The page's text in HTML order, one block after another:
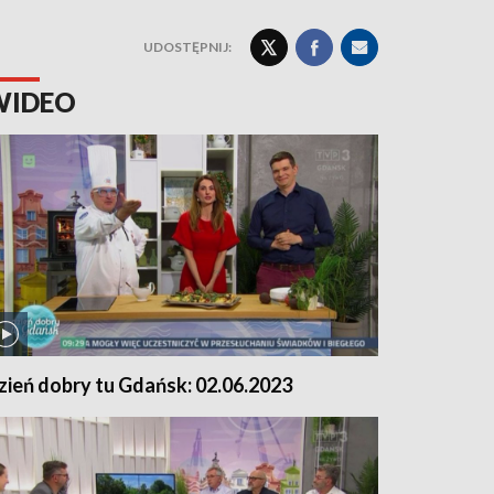
UDOSTĘPNIJ:
dobry tu Gdańsk: 02.06.2023